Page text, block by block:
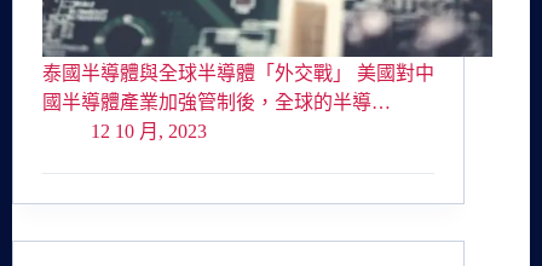
泰國半導體與全球半導體「外交戰」 美國對中
國半導體產業加強管制後，全球的半導…
12 10 月, 2023